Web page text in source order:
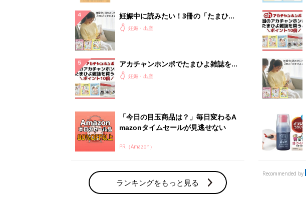
妊娠中に読みたい！3冊の「たまひ
よ」妊娠・出産
アカチャンホンポでたまひよ雑誌を買
うとポイント10倍【期間限定】
妊娠・出産
「今日の目玉商品は？」毎日変わるA
mazonタイムセールが見逃せない
PR（Amazon）
ランキングをもっと見る
Recommended by